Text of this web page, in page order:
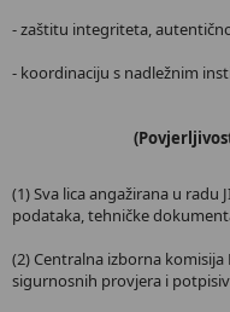
- zaštitu integriteta,
- koordinaciju s nadležnim
(1) Sva lica angažirana u radu
podataka, tehničke
(2) Centralna izborna
sigurnosnih provjera i